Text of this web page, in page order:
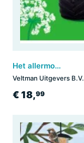
Het allermooiste Tractorboek
Veltman Uitgevers B.V.
€ 18,99